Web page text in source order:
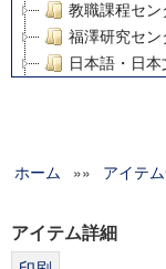
教職課程セン
福澤研究セン
日本語・日
グローバル
科学研究費補
ホーム »» アイテ
アイテム詳細